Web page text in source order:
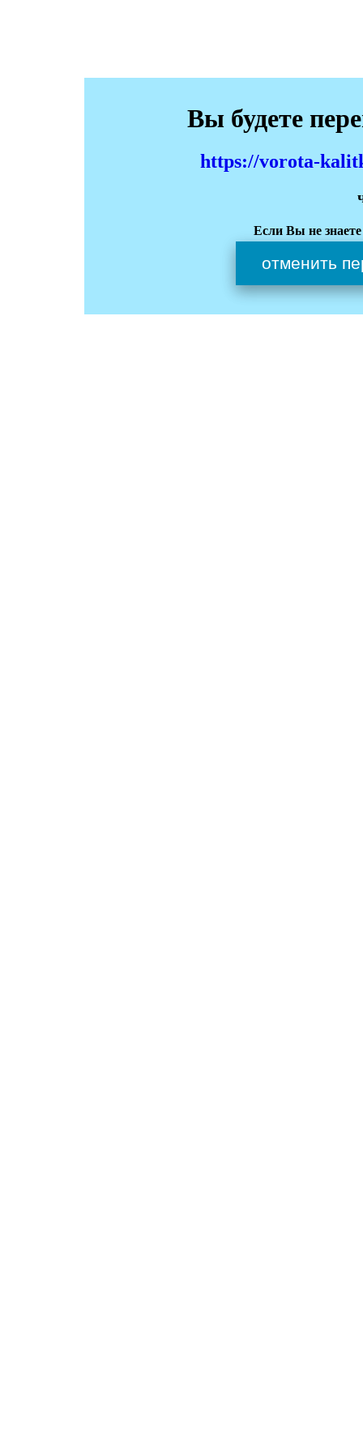
Вы будете
https://vorota-
Если Вы не
отменить